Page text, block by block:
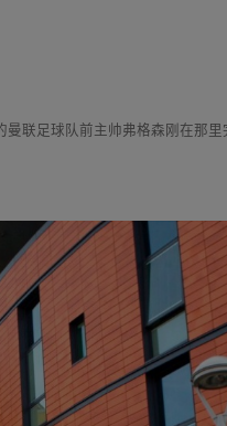
联足球队前主帅弗格森刚在那